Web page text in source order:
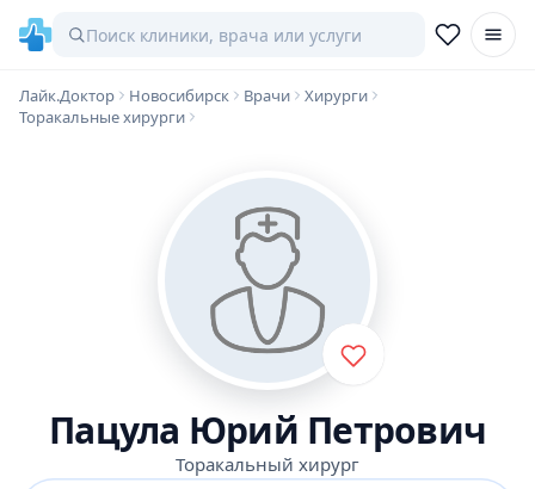
Лайк.Доктор Новосибирск Врачи
Хирурги
Торакальные хирурги
Пацула Юрий Петрович
Торакальный хирург